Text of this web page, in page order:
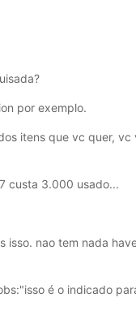
por exemplo.
itens que vc quer,
custa 3.000 usado...
nao tem nada
é o indicado